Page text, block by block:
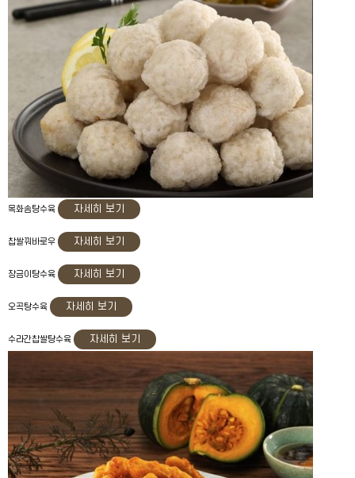
목화솜탕수육 자세히 보기
찹쌀꿔바로우 자세히 보기
장금이탕수육 자세히 보기
오곡탕수육 자세히 보기
수라간찹쌀탕수육 자세히 보기